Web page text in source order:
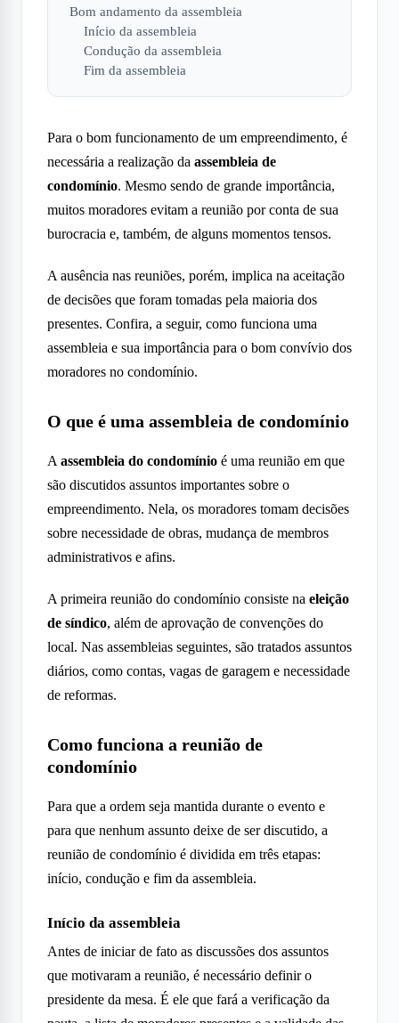
Bom andamento da assembleia
Início da assembleia
Condução da assembleia
Fim da assembleia
Para o bom funcionamento de um empreendimento, é
necessária a realização da assembleia de
condomínio. Mesmo sendo de grande importância,
muitos moradores evitam a reunião por conta de sua
burocracia e, também, de alguns momentos tensos.
A ausência nas reuniões, porém, implica na aceitação
de decisões que foram tomadas pela maioria dos
presentes. Confira, a seguir, como funciona uma
assembleia e sua importância para o bom convívio dos
moradores no condomínio.
O que é uma assembleia de condomínio
A assembleia do condomínio é uma reunião em que
são discutidos assuntos importantes sobre o
empreendimento. Nela, os moradores tomam decisões
sobre necessidade de obras, mudança de membros
administrativos e afins.
A primeira reunião do condomínio consiste na eleição
de síndico, além de aprovação de convenções do
local. Nas assembleias seguintes, são tratados assuntos
diários, como contas, vagas de garagem e necessidade
de reformas.
Como funciona a reunião de
condomínio
Para que a ordem seja mantida durante o evento e
para que nenhum assunto deixe de ser discutido, a
reunião de condomínio é dividida em três etapas:
início, condução e fim da assembleia.
Início da assembleia
Antes de iniciar de fato as discussões dos assuntos
que motivaram a reunião, é necessário definir o
presidente da mesa. É ele que fará a verificação da